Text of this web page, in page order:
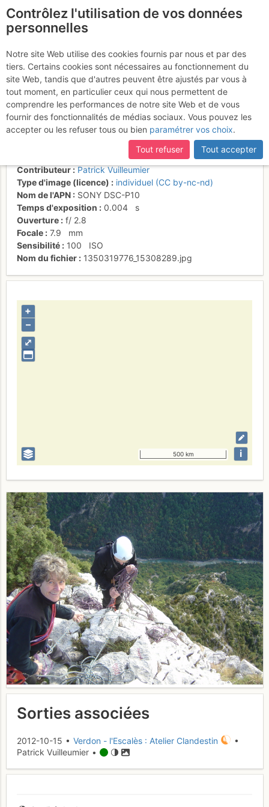
Ernst et Irmgard au
départ des rappels de
Dolce Vita
15 oct. 2012 11:03
Contributeur
Patrick Vuilleumier
Type d'image (licence)
individuel (CC by-nc-nd)
Nom de l'APN
SONY DSC-P10
Temps d'exposition
0.004
s
Ouverture
f/ 2.8
Focale
7.9
mm
Sensibilité
100
ISO
Nom du fichier
1350319776_15308289.jpg
⤢
+
–
500 km i
Sorties associées
2012-10-15 • Verdon - l'Escalès : Atelier Clandestin
•
Patrick Vuilleumier •
Contrôlez l'utilisation de vos données
personnelles
Notre site Web utilise des cookies fournis par nous et par des
tiers. Certains cookies sont nécessaires au fonctionnement du
site Web, tandis que d'autres peuvent être ajustés par vous à
tout moment, en particulier ceux qui nous permettent de
comprendre les performances de notre site Web et de vous
fournir des fonctionnalités de médias sociaux. Vous pouvez les
accepter ou les refuser tous ou bien paramétrer vos choix.
Tout refuser
Tout accepter